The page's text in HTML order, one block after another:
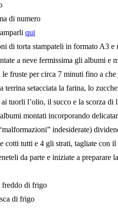
di numero
qui
di torta stampateli in formato A3 e
a neve fermissima gli albumi e
fruste per circa 7 minuti fino a
terrina setacciata la farina, lo
tuorli l’olio, il succo e la scorza di
montati incorporando
indesiderate)
cotti tutti e 4 gli strati, tagliate con
da parte e iniziate a preparare
freddo di frigo
di frigo